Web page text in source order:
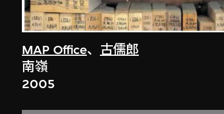
MAP Office、 古儒郎
南嶺
2005